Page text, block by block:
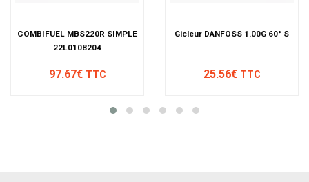
COMBIFUEL MBS220R SIMPLE
22L0108204
97.67€ TTC
Gicleur DANFOSS 1.00G 60° S
25.56€ TTC